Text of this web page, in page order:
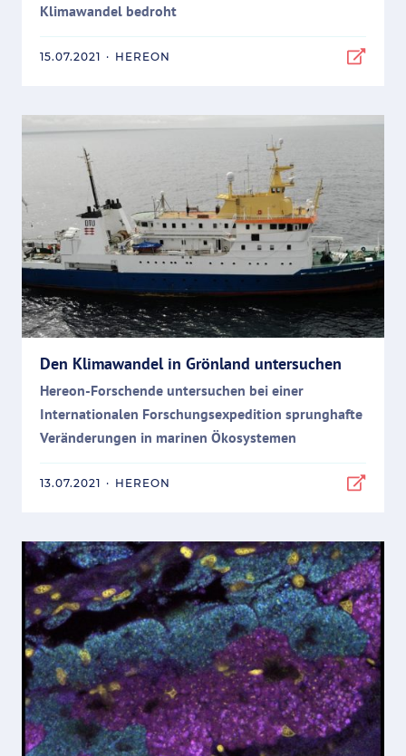
Klimawandel bedroht
15.07.2021 · HEREON
Den Klimawandel in Grönland untersuchen
Hereon-Forschende untersuchen bei einer
Internationalen Forschungsexpedition sprunghafte
Veränderungen in marinen Ökosystemen
13.07.2021 · HEREON